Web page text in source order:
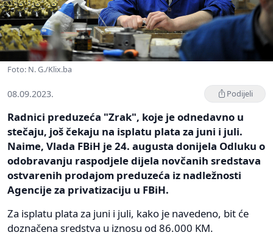
Foto: N. G./Klix.ba
08.09.2023. Podijeli
Radnici preduzeća "Zrak", koje je odnedavno u
stečaju, još čekaju na isplatu plata za juni i juli.
Naime, Vlada FBiH je 24. augusta donijela Odluku o
odobravanju raspodjele dijela novčanih sredstava
ostvarenih prodajom preduzeća iz nadležnosti
Agencije za privatizaciju u FBiH.
Za isplatu plata za juni i juli, kako je navedeno, bit će
doznačena sredstva u iznosu od 86.000 KM.